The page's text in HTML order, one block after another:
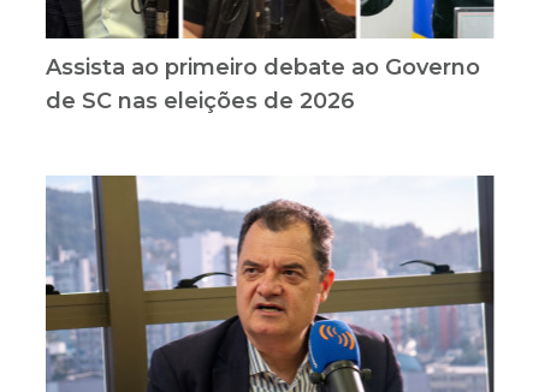
Assista ao primeiro debate ao Governo
de SC nas eleições de 2026